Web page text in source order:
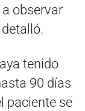
observar
tenido
90 días
paciente se